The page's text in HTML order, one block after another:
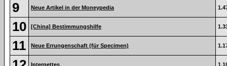
9 Neue Artikel in der Moneypedia
10 [China] Bestimmungshilfe
11 Neue Errungenschaft (für Specimen)
Internettes